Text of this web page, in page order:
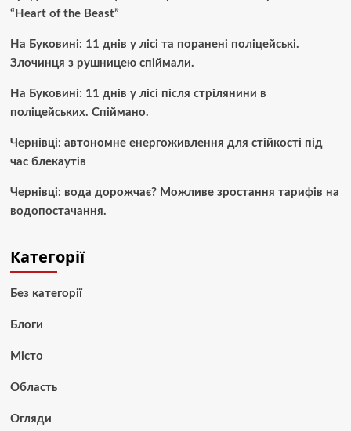
“Heart of the Beast”
На Буковині: 11 днів у лісі та поранені поліцейські.
Злочинця з рушницею спіймали.
На Буковині: 11 днів у лісі після стрілянини в
поліцейських. Спіймано.
Чернівці: автономне енергоживлення для стійкості під
час блекаутів
Чернівці: вода дорожчає? Можливе зростання тарифів на
водопостачання.
Категорії
Без категорії
Блоги
Місто
Область
Огляди